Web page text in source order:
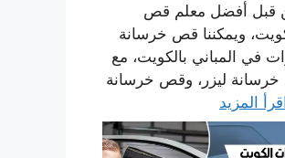
قبل أفضل معلم قص
ويمكننا قص خرسانة
في المباني بالكويت، مع
خرسانة ليزر، وقص خرسانة
المزيد